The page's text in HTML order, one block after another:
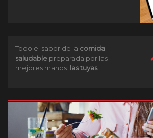
Todo el sabor de la comida
saludable preparada por las
mejores manos: las tuyas.